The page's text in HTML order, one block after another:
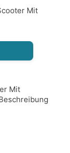
Mit
Mit